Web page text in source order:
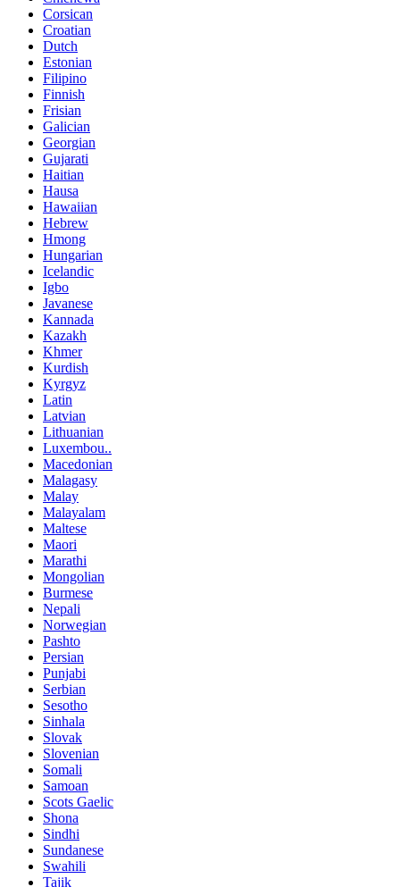
Corsican
Croatian
Dutch
Estonian
Filipino
Finnish
Frisian
Galician
Georgian
Gujarati
Haitian
Hausa
Hawaiian
Hebrew
Hmong
Hungarian
Icelandic
Igbo
Javanese
Kannada
Kazakh
Khmer
Kurdish
Kyrgyz
Latin
Latvian
Lithuanian
Luxembou..
Macedonian
Malagasy
Malay
Malayalam
Maltese
Maori
Marathi
Mongolian
Burmese
Nepali
Norwegian
Pashto
Persian
Punjabi
Serbian
Sesotho
Sinhala
Slovak
Slovenian
Somali
Samoan
Scots Gaelic
Shona
Sindhi
Sundanese
Swahili
Tajik